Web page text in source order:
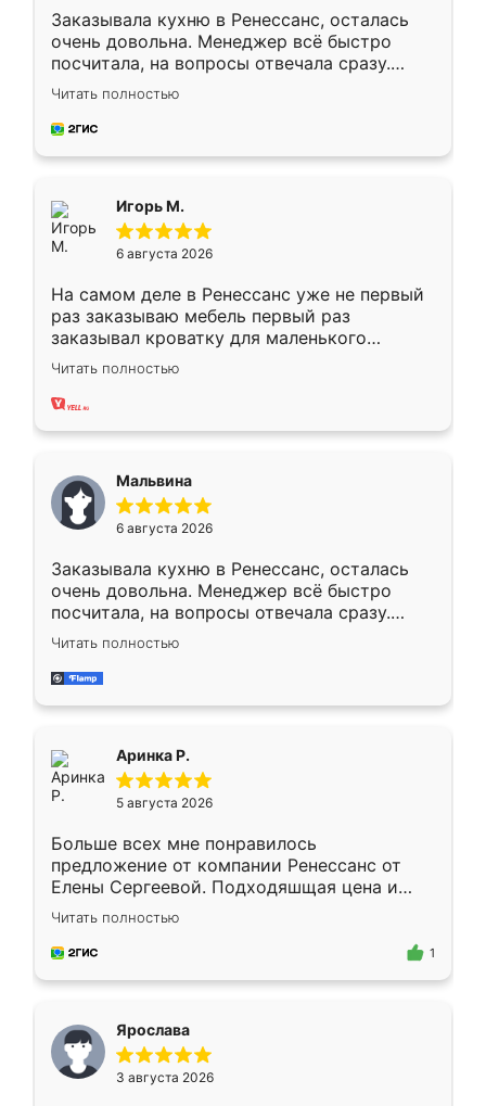
Заказывала кухню в Ренессанс, осталась
очень довольна. Менеджер всё быстро
посчитала, на вопросы отвечала сразу.
Замерщик приехал в субботу, подошёл к
делу со всей ответственностью. Собрали
за день, ребята работали аккуратно, даже
Читать полностью
Игорь М.
6 августа 2026
На самом деле в Ренессанс уже не первый
раз заказываю мебель первый раз
заказывал кроватку для маленького
ребёнка при его рождении ,во второй раз
заказал шкаф-купе. По качеству очень
хорошее сборка достаточно быстрая,
меньше, здесь же он более разнообразный.
Мне нравится ,если что-то потребуется из
мебели буду заказывать только здесь.
Читать полностью
Мальвина
6 августа 2026
Заказывала кухню в Ренессанс, осталась
очень довольна. Менеджер всё быстро
посчитала, на вопросы отвечала сразу.
Замерщик приехал в субботу, подошёл к
делу со всей ответственностью. Собрали
за день, ребята работали аккуратно, даже
Читать полностью
Аринка Р.
5 августа 2026
Больше всех мне понравилось
предложение от компании Ренессанс от
Елены Сергеевой. Подходяшщая цена и
короткие сроки изготовления. Приехавший
для замера сотрудник Владислав
предложил по моему эскизу самый
Читать полностью
1
Ярослава
3 августа 2026